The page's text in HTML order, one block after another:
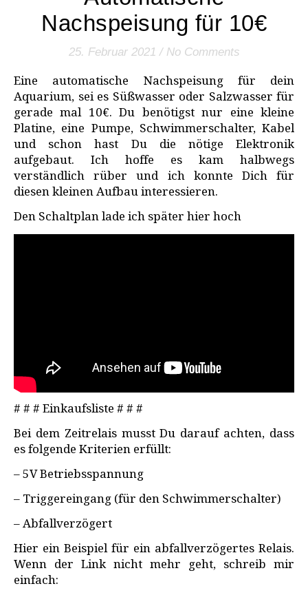
Nachspeisung für 10€
25. Februar 2021 / No Comments
Eine automatische Nachspeisung für dein
Aquarium, sei es Süßwasser oder Salzwasser für
gerade mal 10€. Du benötigst nur eine kleine
Platine, eine Pumpe, Schwimmerschalter, Kabel
und schon hast Du die nötige Elektronik
aufgebaut. Ich hoffe es kam halbwegs
verständlich rüber und ich konnte Dich für
diesen kleinen Aufbau interessieren.
Den Schaltplan lade ich später hier hoch
# # # Einkaufsliste # # #
Bei dem Zeitrelais musst Du darauf achten, dass
es folgende Kriterien erfüllt:
– 5V Betriebsspannung
– Triggereingang (für den Schwimmerschalter)
– Abfallverzögert
Hier ein Beispiel für ein abfallverzögertes Relais.
Wenn der Link nicht mehr geht, schreib mir
einfach: